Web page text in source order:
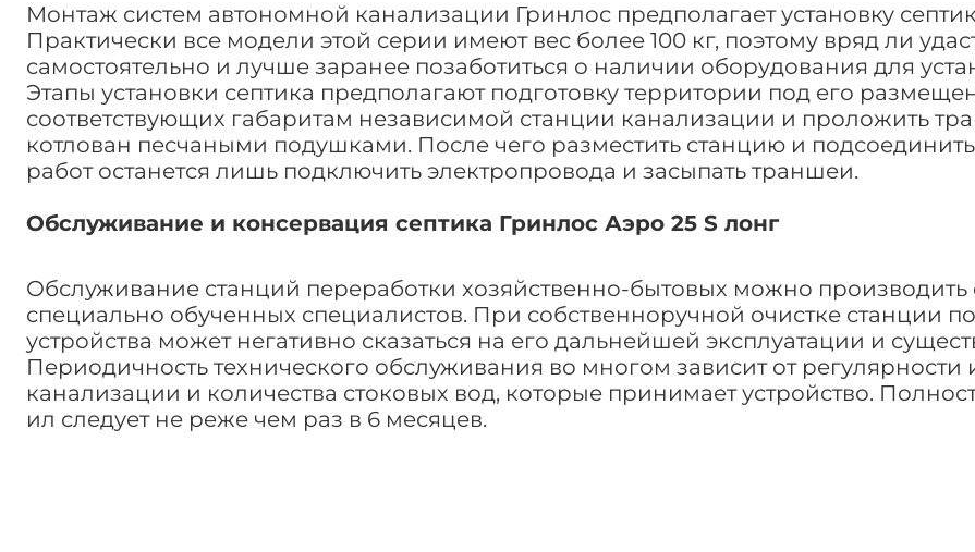
Монтаж систем автономной канализации Гринлос предполагает установку
Практически все модели этой серии имеют вес более 100 кг, поэтому вряд ли
самостоятельно и лучше заранее позаботиться о наличии оборудования для
Этапы установки септика предполагают подготовку территории под его
соответствующих габаритам независимой станции канализации и проложить
котлован песчаными подушками. После чего разместить станцию и
работ останется лишь подключить электропровода и засыпать траншеи.
Обслуживание и консервация септика Гринлос Аэро 25 S лонг
Обслуживание станций переработки хозяйственно-бытовых можно производить
специально обученных специалистов. При собственноручной очистке станции
устройства может негативно сказаться на его дальнейшей эксплуатации и
Периодичность технического обслуживания во многом зависит от
канализации и количества стоковых вод, которые принимает устройство.
ил следует не реже чем раз в 6 месяцев.